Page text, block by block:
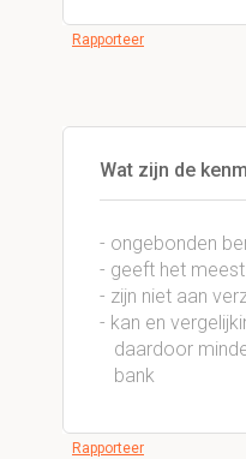
Rapporteer
Wat zijn de
- ongebonden
- geeft het
- zijn niet aan
- kan en
daardoor
bank
Rapporteer